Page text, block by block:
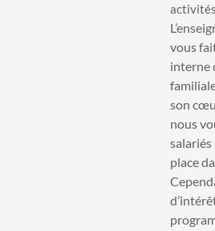
vous
interne
son
nous
salariés
place